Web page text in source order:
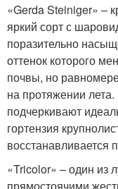
«Gerda Steiniger» –
яркий сорт с
поразительно
оттенок которого
почвы, но
на протяжении
подчеркивают
гортензия
восстанавливается
«Tricolor» – один из
прямостоячими